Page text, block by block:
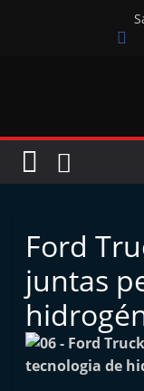
Ford
juntas